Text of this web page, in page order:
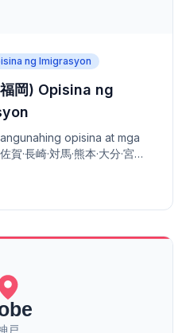
ng Imigrasyon
岡) Opisina ng
opisina at mga
·長崎·対馬·熊本·大分·宮崎·
at saklaw na lugar.